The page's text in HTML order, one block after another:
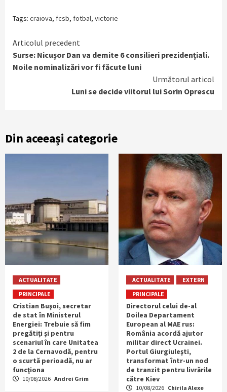
Tags: craiova, fcsb, fotbal, victorie
Continue
Reading
Articolul precedent
Surse: Nicușor Dan va demite 6 consilieri prezidențiali.
Noile nominalizări vor fi făcute luni
Următorul articol
Luni se decide viitorul lui Sorin Oprescu
Din aceeași categorie
ACTUALITATE
PRINCIPALE
Cristian Buşoi, secretar
de stat în Ministerul
Energiei: Trebuie să fim
pregătiţi şi pentru
scenariul în care Unitatea
2 de la Cernavodă, pentru
o scurtă perioadă, nu ar
funcţiona
10/08/2026 Andrei Grim
ACTUALITATE
EXTERN
PRINCIPALE
Directorul celui de-al
Doilea Departament
European al MAE rus:
România acordă ajutor
militar direct Ucrainei.
Portul Giurgiuleşti,
transformat într-un nod
de tranzit pentru livrările
către Kiev
10/08/2026 Chirila Alexe